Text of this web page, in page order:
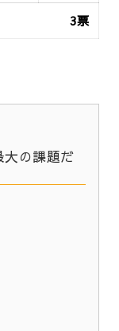
3票
大の課題だ